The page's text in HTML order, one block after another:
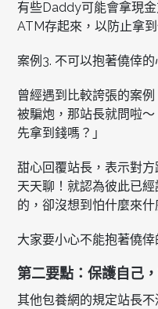
有些Daddy可能會拿現
ATM存起來，以防止拿
案例3. 不可以抱著僥倖的
曾經遇到比較誇張的案
被騙炮，那站長就問啦
先拿到錢嗎？」
甜心回覆站長，表示對
天天聊！就認為彼此已
的，卻沒想到怕什麼來
大家要小心不能抱著僥
第二要點：保護自己
其他包養網的規定站長